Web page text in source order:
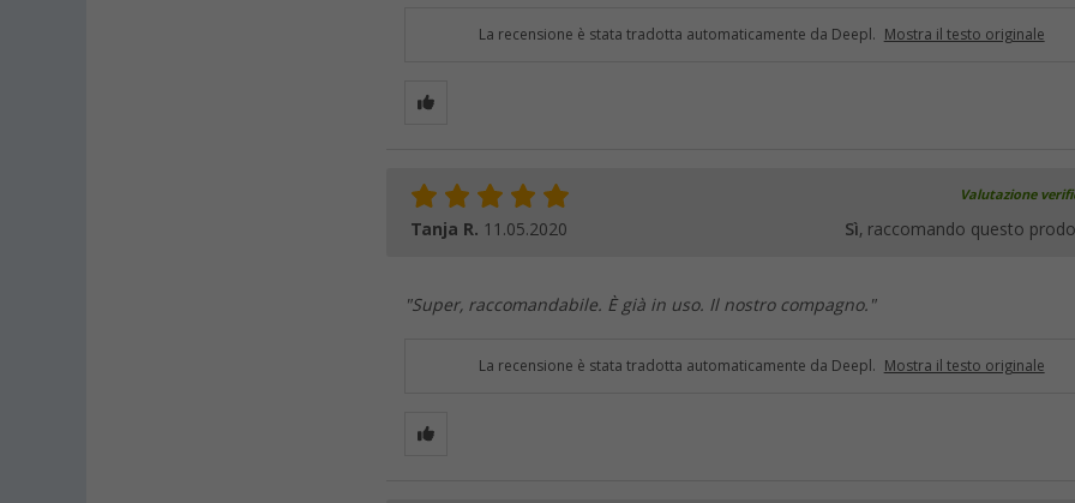
La recensione è stata tradotta automaticamente da Deepl. Mostra il testo originale
Valutazione
Tanja R. 11.05.2020 Sì, raccomando questo
"Super, raccomandabile. È già in uso. Il nostro compagno."
La recensione è stata tradotta automaticamente da Deepl. Mostra il testo originale